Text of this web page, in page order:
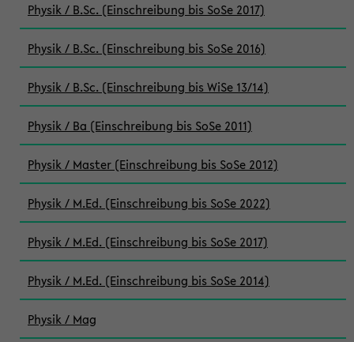
Physik / B.Sc. (Einschreibung bis SoSe 2017)
Physik / B.Sc. (Einschreibung bis SoSe 2016)
Physik / B.Sc. (Einschreibung bis WiSe 13/14)
Physik / Ba (Einschreibung bis SoSe 2011)
Physik / Master (Einschreibung bis SoSe 2012)
Physik / M.Ed. (Einschreibung bis SoSe 2022)
Physik / M.Ed. (Einschreibung bis SoSe 2017)
Physik / M.Ed. (Einschreibung bis SoSe 2014)
Physik / Mag